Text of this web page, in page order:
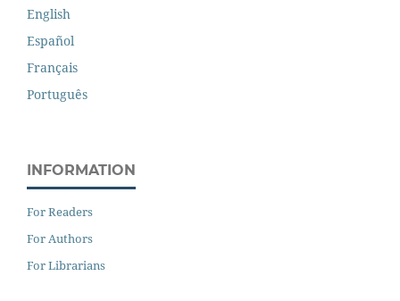
English
Español
Français
Português
INFORMATION
For Readers
For Authors
For Librarians